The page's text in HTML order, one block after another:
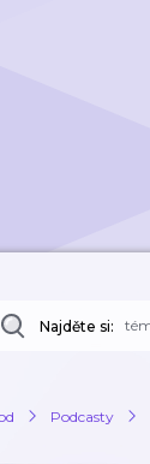
Najděte si:
Podcasty